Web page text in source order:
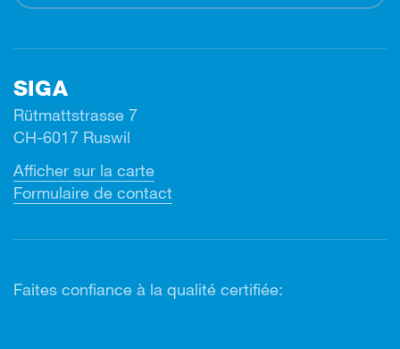
SIGA
Rütmattstrasse 7
CH-6017 Ruswil
Afficher sur la carte
Formulaire de contact
Faites confiance à la qualité certifiée: